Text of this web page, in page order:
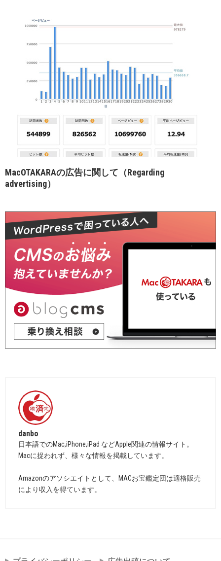
MacOTAKARAの広告に関して（Regarding
advertising）
danbo
日本語でのMac,iPhone,iPad などApple関連の情報サイト。
Macに捉われず、様々な情報を掲載しています。
Amazonのアソシエイトとして、MACお宝鑑定団は適格販売
により収入を得ています。